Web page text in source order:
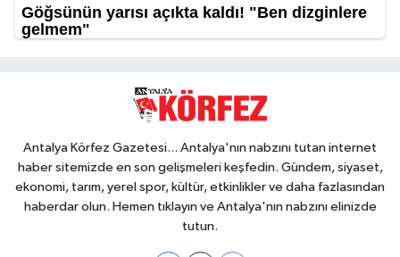
Antalya Körfez Gazetesi... Antalya'nın nabzını tutan internet
haber sitemizde en son gelişmeleri keşfedin. Gündem, siyaset,
ekonomi, tarım, yerel spor, kültür, etkinlikler ve daha fazlasından
haberdar olun. Hemen tıklayın ve Antalya'nın nabzını elinizde
tutun.